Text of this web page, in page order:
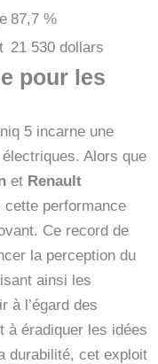
87,7 %
21 530 dollars
pour les
5 incarne une
Alors que
et Renault
cette performance
Ce record de
la perception du
ainsi les
à l’égard des
à éradiquer les idées
durabilité, cet exploit